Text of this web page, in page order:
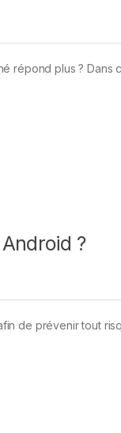
répond plus ? Dans
?
de prévenir tout